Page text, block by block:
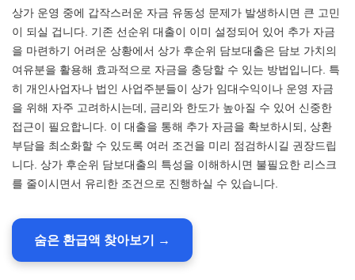
상가 운영 중에 갑작스러운 자금 유동성 문제가 발생하시면 큰 고민
이 되실 겁니다. 기존 선순위 대출이 이미 설정되어 있어 추가 자금
을 마련하기 어려운 상황에서 상가 후순위 담보대출은 담보 가치의
여유분을 활용해 효과적으로 자금을 충당할 수 있는 방법입니다. 특
히 개인사업자나 법인 사업주분들이 상가 임대수익이나 운영 자금
을 위해 자주 고려하시는데, 금리와 한도가 높아질 수 있어 신중한
접근이 필요합니다. 이 대출을 통해 추가 자금을 확보하시되, 상환
부담을 최소화할 수 있도록 여러 조건을 미리 점검하시길 권장드립
니다. 상가 후순위 담보대출의 특성을 이해하시면 불필요한 리스크
를 줄이시면서 유리한 조건으로 진행하실 수 있습니다.
숨은 환급액 찾아보기 →